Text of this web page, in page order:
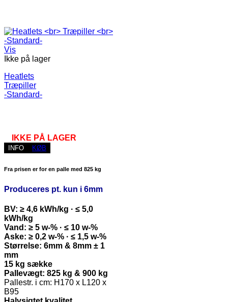
Vis
Ikke på lager
Heatlets
Træpiller
-Standard-
IKKE PÅ LAGER
INFO KØB
Fra prisen er for en palle med 825 kg
Produceres pt. kun i 6mm
BV: ≥ 4,6 kWh/kg · ≤ 5,0
kWh/kg
Vand: ≥ 5 w-% · ≤ 10 w-%
Aske: ≥ 0,2 w-% · ≤ 1,5 w-%
Størrelse: 6mm & 8mm ± 1
mm
15 kg sække
Pallevægt: 825 kg & 900 kg
Pallestr. i cm: H170 x L120 x
B95